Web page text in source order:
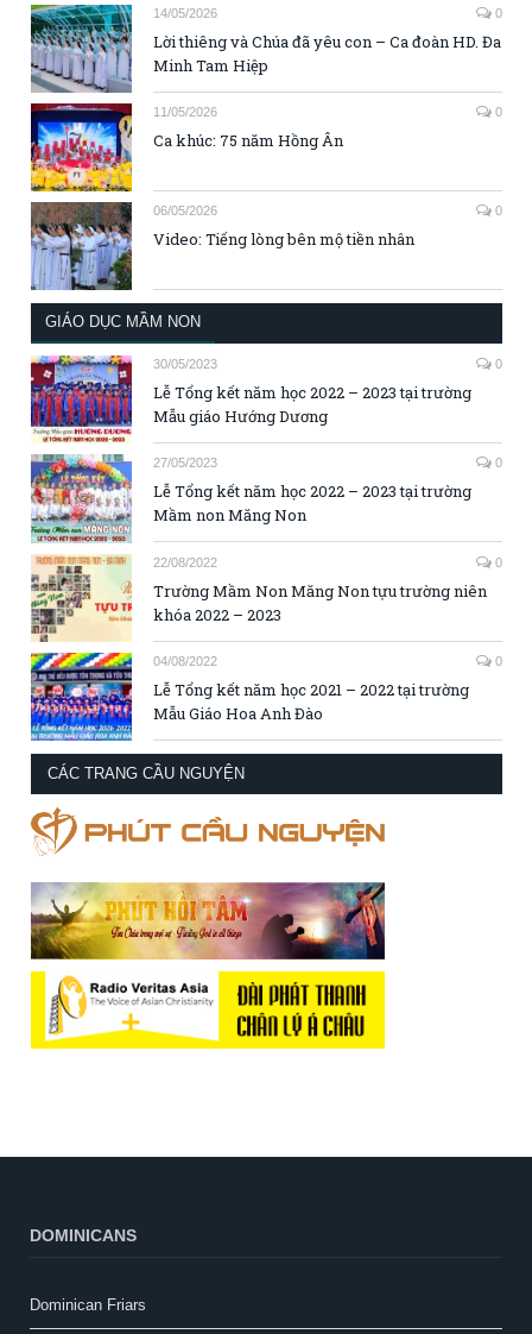
14/05/2026 0
Lời thiêng và Chúa đã yêu con – Ca đoàn HD. Đa
Minh Tam Hiệp
11/05/2026 0
Ca khúc: 75 năm Hồng Ân
06/05/2026 0
Video: Tiếng lòng bên mộ tiền nhân
GIÁO DỤC MẦM NON
30/05/2023 0
Lễ Tổng kết năm học 2022 – 2023 tại trường
Mẫu giáo Hướng Dương
27/05/2023 0
Lễ Tổng kết năm học 2022 – 2023 tại trường
Mầm non Măng Non
22/08/2022 0
Trường Mầm Non Măng Non tựu trường niên
khóa 2022 – 2023
04/08/2022 0
Lễ Tổng kết năm học 2021 – 2022 tại trường
Mẫu Giáo Hoa Anh Đào
CÁC TRANG CẦU NGUYỆN
DOMINICANS
Dominican Friars